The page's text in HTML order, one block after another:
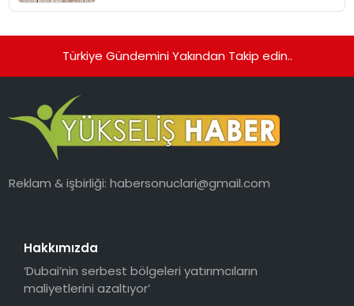
Türkiye Gündemini Yakından Takip edin..
Reklam & işbirliği:habersonuclari@gmail.com
Hakkımızda
‘Dubai’nin serbest bölgeleri yatırımcıların
maliyetlerini azaltıyor’